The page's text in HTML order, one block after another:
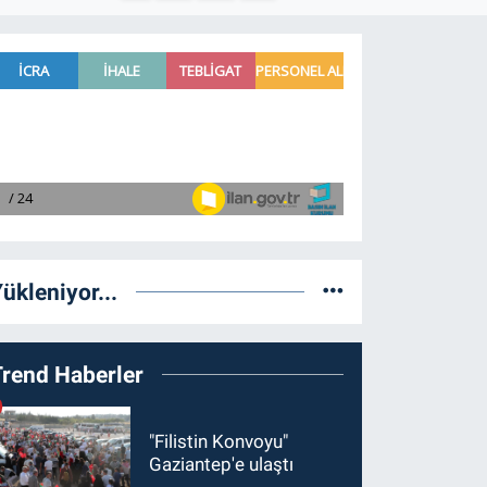
Haberler
"Filistin Konvoyu"
Gaziantep'e ulaştı